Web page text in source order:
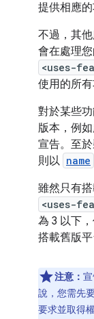
提供相應的
不過，其
會在處理
<uses-
使用的所有
對於某些
版本，例
宣告。至
則以 name
雖然只有
<uses-
為 3 以下
搭載舊版平
注意：
說，您需先
要求並取得